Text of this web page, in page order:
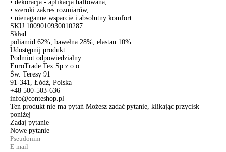
• dekoracja - aplikacja haftowana,
• szeroki zakres rozmiarów,
• nienaganne wsparcie i absolutny komfort.
SKU 1009010930010287
Skład
poliamid 62%, bawełna 28%, elastan 10%
Udostępnij produkt
Podmiot odpowiedzialny
EuroTrade Tex Sp z o.o.
Św. Teresy 91
91-341, Łódź, Polska
+48 500-503-636
info@conteshop.pl
Ten produkt nie ma pytań Możesz zadać pytanie, klikając przycisk
poniżej
Zadaj pytanie
Nowe pytanie